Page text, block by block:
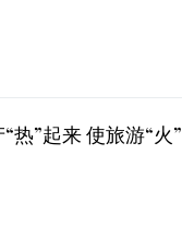
热”起来 使旅游“火”